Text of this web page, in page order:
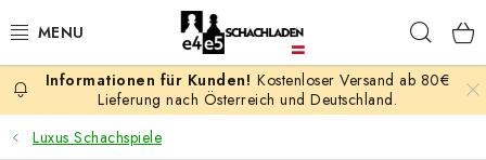
Inhalt
AKTION
SCHACHSPIELE
Kostenloser Versand ab 80€
Lieferung nach Österreich und Deutschland.
Luxus Schachspiele